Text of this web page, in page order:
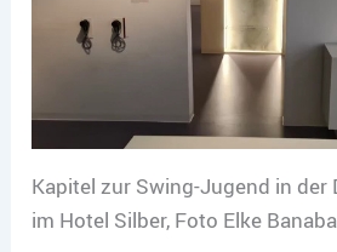
Kapitel zur Swing-Jugend in der
im Hotel Silber, Foto Elke